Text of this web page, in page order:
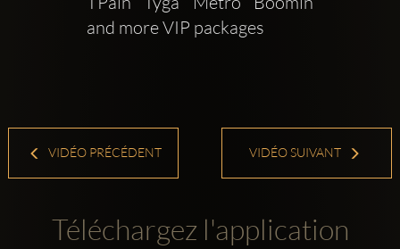
and more VIP packages
VIDÉO PRÉCÉDENT VIDÉO SUIVANT
Téléchargez l'application